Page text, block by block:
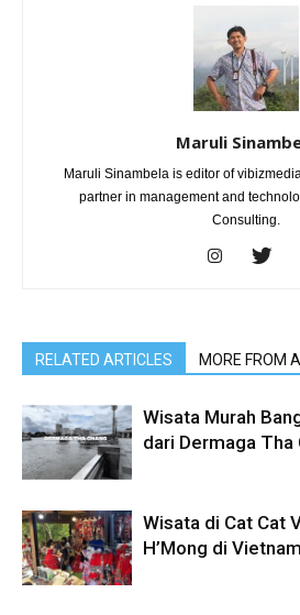
Maruli
Maruli Sinambela is editor of
partner in management and
Consulting.
RELATED ARTICLES MORE FROM
Wisata Murah
dari Dermaga Tha
Wisata di Cat Cat
H’Mong di Vietnam